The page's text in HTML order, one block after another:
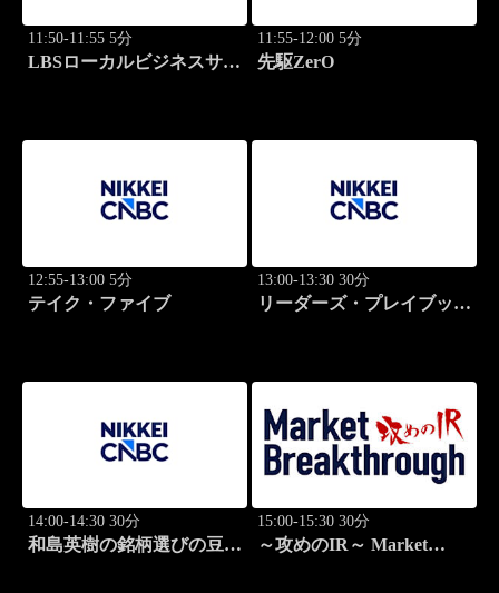
11:50-11:55 5分
LBSローカルビジネスサテ
11:55-12:00 5分
先駆ZerO
12:55-13:00 5分
テイク・ファイブ
13:00-13:30 30分
リーダーズ・プレイブック
14:00-14:30 30分
和島英樹の銘柄選びの豆知
15:00-15:30 30分
～攻めのIR～ Market